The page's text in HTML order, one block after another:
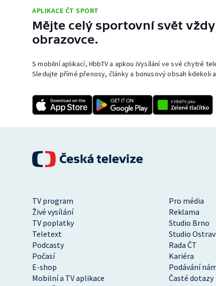
APLIKACE ČT SPORT
Mějte celý sportovní svět
obrazovce.
S mobilní aplikací, HbbTV a apkou iVysílání ve své chytré
Sledujte přímé přenosy, články a bonusový obsah kdekoli
TV program
Pro média
Živé vysílání
Reklama
TV poplatky
Studio Brno
Teletext
Studio
Podcasty
Rada ČT
Počasí
Kariéra
E-shop
Podávání
Mobilní a TV aplikace
Časté dotazy